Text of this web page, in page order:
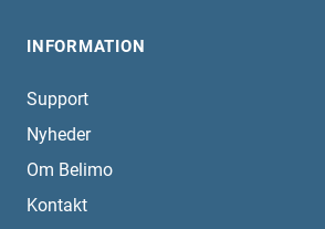
INFORMATION
Support
Nyheder
Om Belimo
Kontakt